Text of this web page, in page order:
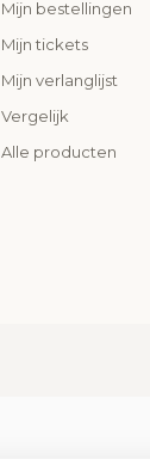
Mijn bestellingen
Mijn tickets
Mijn verlanglijst
Vergelijk
Alle producten